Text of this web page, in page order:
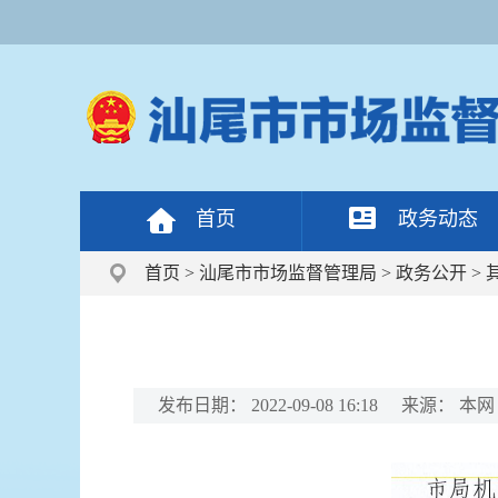
首页 政务动态
首页 > 汕尾市市场监督管理局 > 政务公开 >
发布日期： 2022-09-08 16:18 来源： 本网